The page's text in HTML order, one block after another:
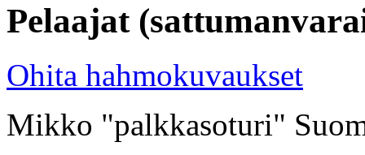
Pelaajat
Ohita hahmokuvaukset
Mikko "palkkasoturi"